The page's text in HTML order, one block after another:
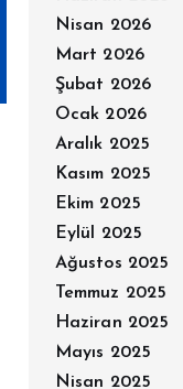
Nisan 2026
Mart 2026
Şubat 2026
Ocak 2026
Aralık 2025
Kasım 2025
Ekim 2025
Eylül 2025
Ağustos 2025
Temmuz 2025
Haziran 2025
Mayıs 2025
Nisan 2025